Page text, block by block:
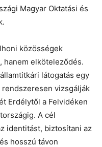
Magyar Oktatási és
közösségek
hanem elköteleződés.
látogatás egy
vizsgálják
Erdélytől a Felvidéken
A cél
identitást, biztosítani az
hosszú távon